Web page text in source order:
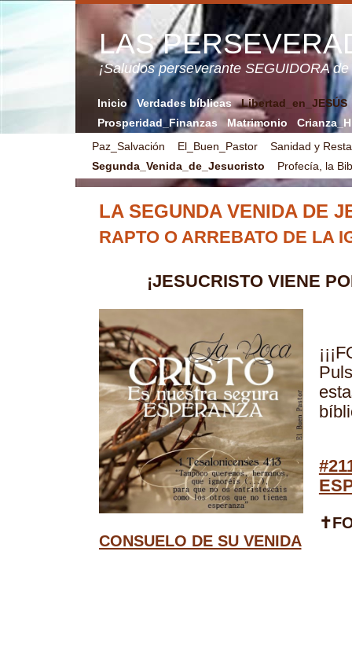
LAS
¡Saludos perseverante SEGUIDORA
Inicio Verdades bíblicas
Libertad_en_JESÚS
Prosperidad_Finanzas
Matrimonio
Paz_Salvación
El_Buen_Pastor
Sanidad y
Segunda_Venida_de_Jesucristo
Profecía, la
LA SEGUNDA VENIDA DE
RAPTO O ARREBATO DE LA
¡JESUCRISTO VIENE
CONSUELO DE SU VENIDA